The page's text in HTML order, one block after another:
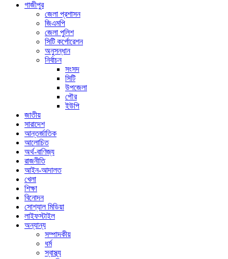
গাজীপুর
জেলা প্রশাসন
জিএমপি
জেলা পুলিশ
সিটি কর্পোরেশন
অনুসন্ধান
নির্বাচন
সংসদ
সিটি
উপজেলা
পৌর
ইউপি
জাতীয়
সারাদেশ
আন্তর্জাতিক
আলোচিত
অর্থ-বাণিজ্য
রাজনীতি
আইন-আদালত
খেলা
শিক্ষা
বিনোদন
সোশ্যাল মিডিয়া
লাইফস্টাইল
অন্যান্য
সম্পাদকীয়
ধর্ম
স্বাস্থ্য